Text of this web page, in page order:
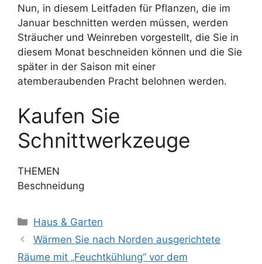
Nun, in diesem Leitfaden für Pflanzen, die im
Januar beschnitten werden müssen, werden
Sträucher und Weinreben vorgestellt, die Sie in
diesem Monat beschneiden können und die Sie
später in der Saison mit einer
atemberaubenden Pracht belohnen werden.
Kaufen Sie
Schnittwerkzeuge
THEMEN
Beschneidung
Kategorien
Haus & Garten
Wärmen Sie nach Norden ausgerichtete
Räume mit „Feuchtkühlung“ vor dem